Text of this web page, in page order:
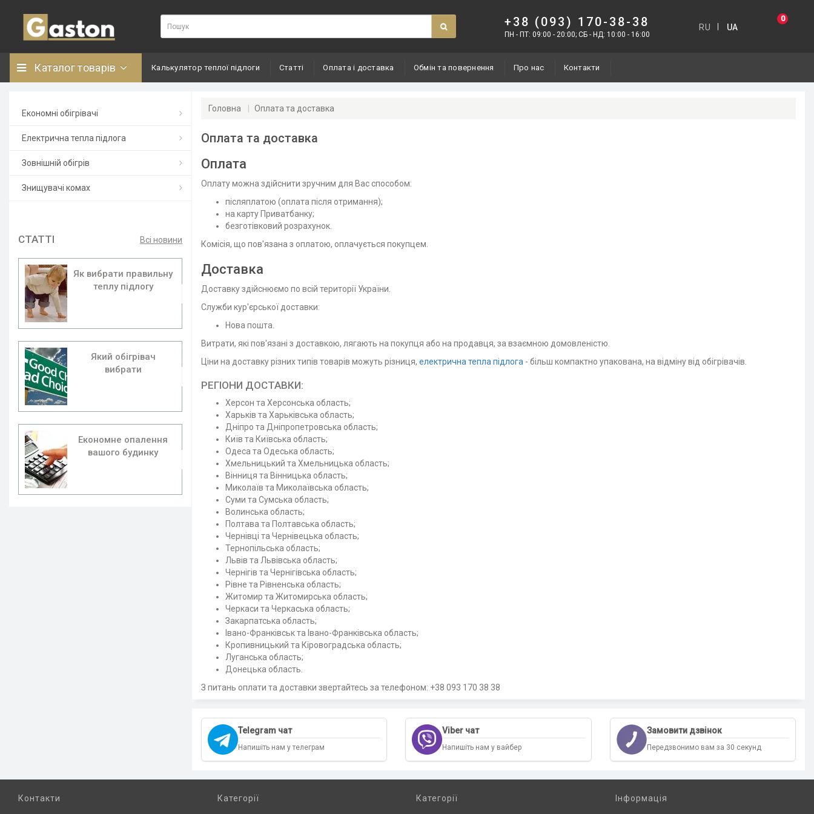
+38 (093) 170-38-38
ПН - ПТ: 09:00 - 20:00; СБ - НД: 10:00 - 16:00
RU UA
0
Каталог товарів Калькулятор теплої підлоги Статті Оплата і доставка Обмін та повернення Про нас Контакти
Економні обігрівачі
Електрична тепла підлога
Зовнішній обігрів
Знищувачі комах
СТАТТІ Всі новини
Як вибрати правильну
теплу підлогу
Який обігрівач
вибрати
Економне опалення
вашого будинку
Головна Оплата та доставка
Оплата та доставка
Оплата
Оплату можна здійснити зручним для Вас способом:
післяплатою (оплата після отримання);
на карту Приватбанку;
безготівковий розрахунок.
Комісія, що пов'язана з оплатою, оплачується покупцем.
Доставка
Доставку здійснюємо по всій території України.
Служби кур'єрської доставки:
Нова пошта.
Витрати, які пов'язані з доставкою, лягають на покупця або на продавця, за взаємною домовленістю.
Ціни на доставку різних типів товарів можуть різниця,електрична тепла підлога - більш компактно упакована, на відміну від обігрівачів.
РЕГІОНИ ДОСТАВКИ:
Херсон та Херсонська область;
Харьків та Харьківська область;
Дніпро та Дніпропетровська область;
Київ та Київська область;
Одеса та Одеська область;
Хмельницький та Хмельницька область;
Вінниця та Вінницька область;
Миколаїв та Миколаївська область;
Суми та Сумська область;
Волинська область;
Полтава та Полтавська область;
Чернівці та Чернівецька область;
Тернопільська область;
Львів та Львівська область;
Чернігів та Чернігівська область;
Рівне та Рівненська область;
Житомир та Житомирська область;
Черкаси та Черкаська область;
Закарпатська область;
Івано-Франківськ та Івано-Франківська область;
Кропивницький та Кіровоградська область;
Луганська область;
Донецька область.
З питань оплати та доставки звертайтесь за телефоном: +38 093 170 38 38
Telegram чат
Напишіть нам у телеграм
Viber чат
Напишіть нам у вайбер
Замовити дзвінок
Передзвонимо вам за 30 секунд
Контакти Категорії Категорії Інформація